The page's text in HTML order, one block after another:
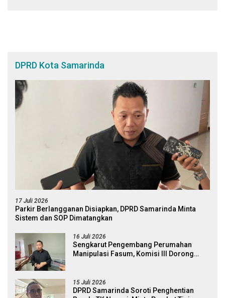
DPRD Kota Samarinda
17 Juli 2026
Parkir Berlangganan Disiapkan, DPRD Samarinda Minta
Sistem dan SOP Dimatangkan
16 Juli 2026
Sengkarut Pengembang Perumahan
Manipulasi Fasum, Komisi III Dorong
15 Juli 2026
DPRD Samarinda Soroti Penghentian